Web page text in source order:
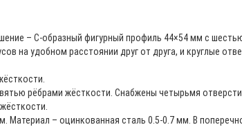
– С-образный фигурный профиль 44×54 мм с
на удобном расстоянии друг от друга, и круглые
рёбрами жёсткости. Снабжены четырьмя
– оцинкованная сталь 0.5-0.7 мм. В